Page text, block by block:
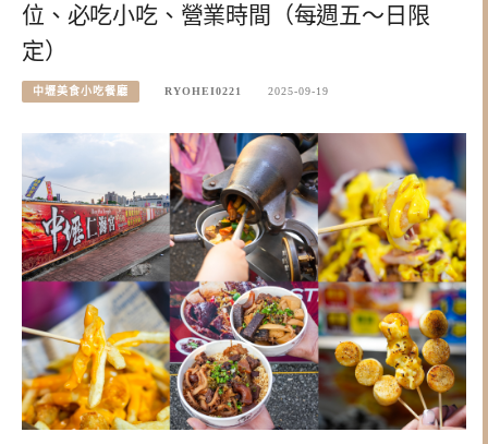
位、必吃小吃、營業時間（每週五～日限
定）
中壢美食小吃餐廳 RYOHEI0221 2025-09-19